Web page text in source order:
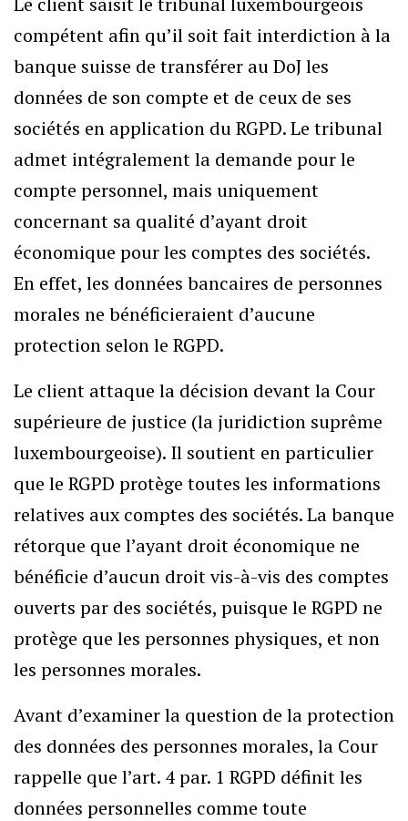
compétent afin qu’il soit fait interdiction à la
banque suisse de transférer au DoJ les
données de son compte et de ceux de ses
sociétés en application du RGPD. Le tribunal
admet intégralement la demande pour le
compte personnel, mais uniquement
concernant sa qualité d’ayant droit
économique pour les comptes des sociétés.
En effet, les données bancaires de personnes
morales ne bénéficieraient d’aucune
protection selon le RGPD.
Le client attaque la décision devant la Cour
supérieure de justice (la juridiction suprême
luxembourgeoise). Il soutient en particulier
que le RGPD protège toutes les informations
relatives aux comptes des sociétés. La banque
rétorque que l’ayant droit économique ne
bénéficie d’aucun droit vis-à-vis des comptes
ouverts par des sociétés, puisque le RGPD ne
protège que les personnes physiques, et non
les personnes morales.
Avant d’examiner la question de la protection
des données des personnes morales, la Cour
rappelle que l’art. 4 par. 1 RGPD définit les
données personnelles comme toute